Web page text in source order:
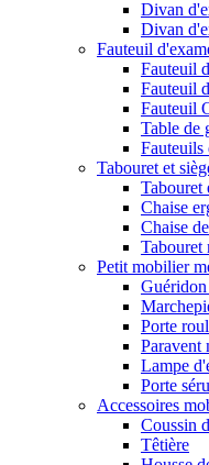
Divan
Divan
Fauteuil
Fauteuil
Fauteuil
Fauteuil
Table de
Fauteuils
Tabouret et
Tabouret
Chaise
Chaise
Tabouret
Petit mobilier
Porte
Paravent
Lampe
Porte
Accessoires
Coussin
Têtière